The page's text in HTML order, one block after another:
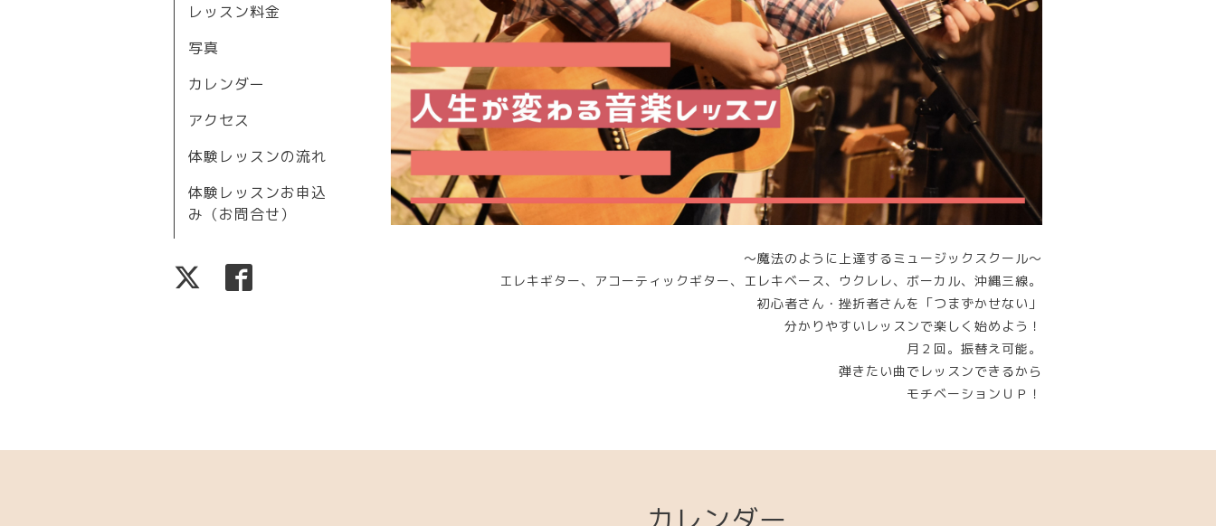
～魔法のように上達するミュージックスクール～
エレキギター、アコーティックギター、エレキベース、ウクレレ、ボーカル、沖縄三線。
初心者さん・挫折者さんを「つまずかせない」
分かりやすいレッスンで楽しく始めよう！
月２回。振替え可能。
弾きたい曲でレッスンできるから
モチベーションＵＰ！
レッスン料金
写真
カレンダー
アクセス
体験レッスンの流れ
体験レッスンお申込
み（お問合せ）